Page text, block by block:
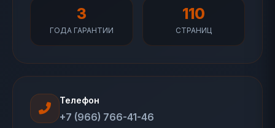
3
ГОДА ГАРАНТИИ
110
СТРАНИЦ
Телефон
+7 (966) 766-41-46